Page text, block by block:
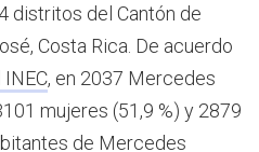
distritos del Cantón de
Costa Rica. De acuerdo
, en 2037 Mercedes
mujeres (51,9 %) y 2879
de Mercedes